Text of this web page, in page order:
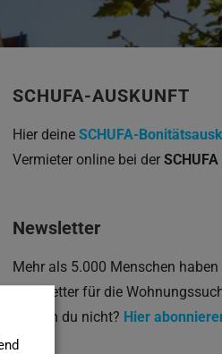
SCHUFA-AUSKUNFT
Hier deineSCHUFA-
Vermieter online bei derSCHUFA
Newsletter
Mehr als 5.000 Menschen haben
Newsletter für die
Warum du nicht? Hier